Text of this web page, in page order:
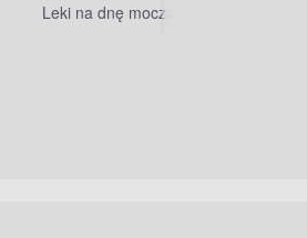
Leki na dnę moczanową